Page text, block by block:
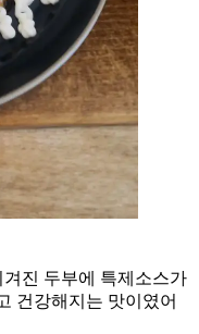
진 두부에 특제소스가
건강해지는 맛이였어